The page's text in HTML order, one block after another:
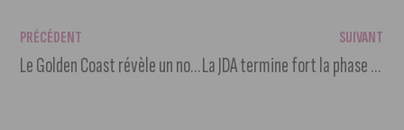
PRÉCÉDENT
Le Golden Coast révèle un nouveau nom de sa programmation
SUIVANT
La JDA termine fort la phase aller